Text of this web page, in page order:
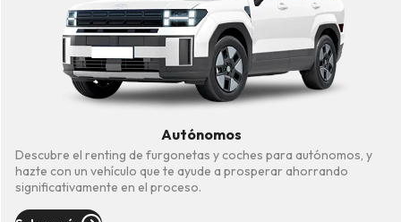
Autónomos
Descubre el renting de furgonetas y coches para autónomos, y
hazte con un vehículo que te ayude a prosperar ahorrando
significativamente en el proceso.